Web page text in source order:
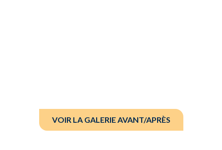
VOIR LA GALERIE AVANT/APRÈS